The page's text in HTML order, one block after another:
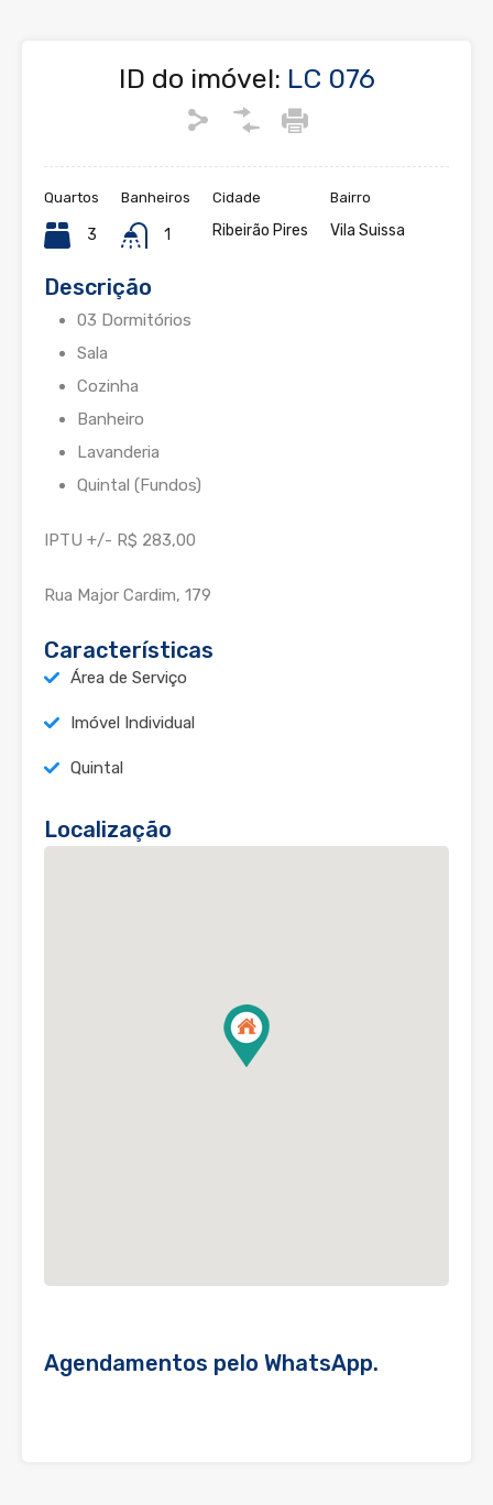
ID do imóvel: LC 076
Quartos
3
Banheiros
1
Cidade
Ribeirão Pires
Bairro
Vila Suissa
Descrição
03 Dormitórios
Sala
Cozinha
Banheiro
Lavanderia
Quintal (Fundos)
IPTU +/- R$ 283,00
Rua Major Cardim, 179
Características
Área de Serviço
Imóvel Individual
Quintal
Localização
Agendamentos pelo WhatsApp.